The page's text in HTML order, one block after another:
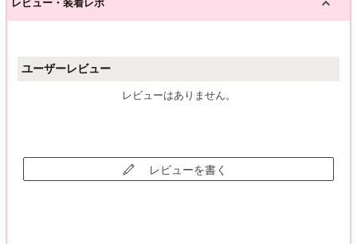
レビュー・装着レポ
ユーザーレビュー
レビューはありません。
レビューを書く